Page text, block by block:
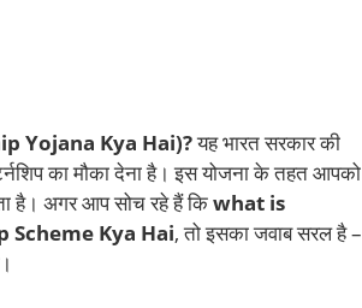
Yojana Kya Hai)?यह भारत सरकार की
का मौका देना है। इस योजना के तहत आपको
है। अगर आप सोच रहे हैं किwhat is
Scheme Kya Hai, तो इसका जवाब सरल है –